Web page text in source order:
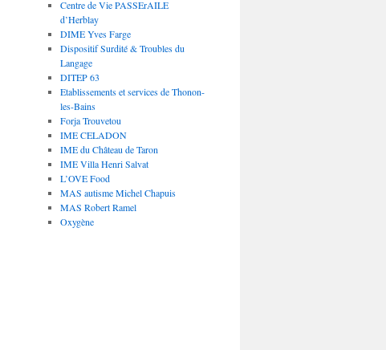
Centre de Vie PASSErAILE
d’Herblay
DIME Yves Farge
Dispositif Surdité & Troubles du
Langage
DITEP 63
Etablissements et services de Thonon-
les-Bains
Forja Trouvetou
IME CELADON
IME du Château de Taron
IME Villa Henri Salvat
L’OVE Food
MAS autisme Michel Chapuis
MAS Robert Ramel
Oxygène